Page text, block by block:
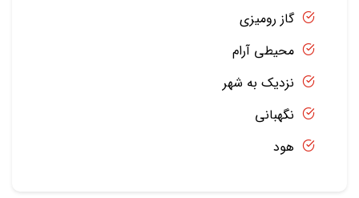
گاز رومیزی
محیطی آرام
نزدیک به شهر
نگهبانی
هود